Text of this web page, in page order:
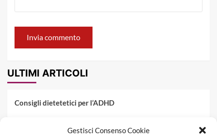
Gestisci Consenso Cookie
ULTIMI ARTICOLI
Consigli dietetetici per l’ADHD